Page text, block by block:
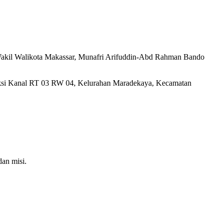
Walikota Makassar, Munafri Arifuddin-Abd Rahman Bando
Kanal RT 03 RW 04, Kelurahan Maradekaya, Kecamatan
misi.